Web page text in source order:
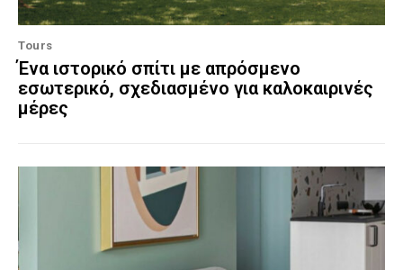
Tours
Ένα ιστορικό σπίτι με απρόσμενο
εσωτερικό, σχεδιασμένο για καλοκαιρινές
μέρες